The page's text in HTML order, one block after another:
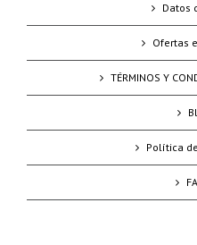
Datos
Ofertas
TÉRMINOS Y
Política